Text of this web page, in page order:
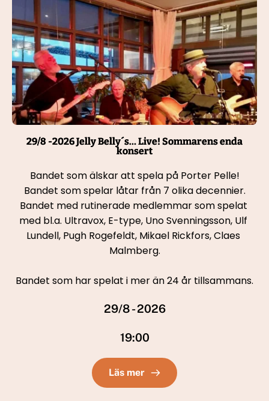
29/8 -2026 Jelly Belly´s… Live! Sommarens enda
konsert
Bandet som älskar att spela på Porter Pelle!
Bandet som spelar låtar från 7 olika decennier.
Bandet med rutinerade medlemmar som spelat
med bl.a. Ultravox, E-type, Uno Svenningsson, Ulf
Lundell, Pugh Rogefeldt, Mikael Rickfors, Claes
Malmberg.
Bandet som har spelat i mer än 24 år tillsammans.
29/8 - 2026
19:00
Läs mer